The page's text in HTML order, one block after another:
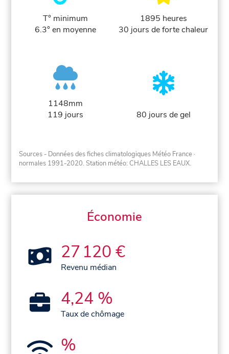
T° minimum
6.3° en moyenne
1895 heures
30 jours de forte chaleur
1148mm
119 jours
80 jours de gel
Sources - Données des fiches climatologiques Météo France ·
normales 1991-2020. Station météo: CHALLES LES EAUX.
Économie
27 120 €
Revenu médian
4,24 %
Taux de chômage
%